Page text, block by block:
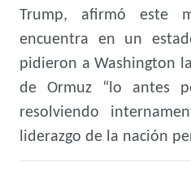
Trump, afirmó este
encuentra en un
pidieron a Washington
de Ormuz “lo antes
resolviendo
liderazgo de la nación